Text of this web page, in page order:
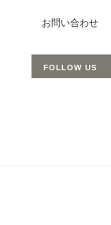
お問い合わせ
FOLLOW US